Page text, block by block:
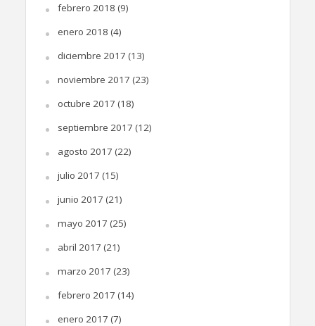
febrero 2018 (9)
enero 2018 (4)
diciembre 2017 (13)
noviembre 2017 (23)
octubre 2017 (18)
septiembre 2017 (12)
agosto 2017 (22)
julio 2017 (15)
junio 2017 (21)
mayo 2017 (25)
abril 2017 (21)
marzo 2017 (23)
febrero 2017 (14)
enero 2017 (7)